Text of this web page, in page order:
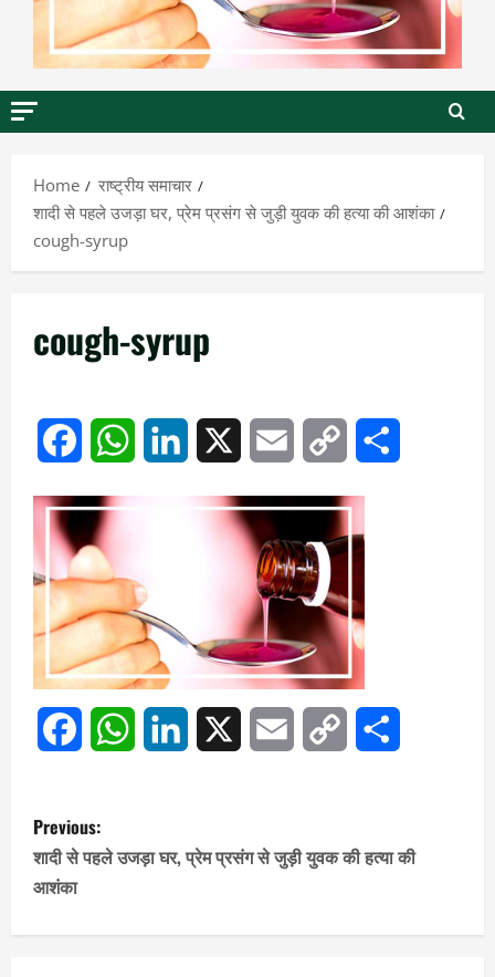
Home
राष्ट्रीय समाचार
शादी से पहले उजड़ा घर, प्रेम प्रसंग से जुड़ी युवक की हत्या की आशंका
cough-syrup
cough-syrup
FacebookWhatsAppLinkedIn Email
Copy
FacebookWhatsAppLinkedIn Email
Copy
P
o
s
Previous:
शादी से पहले उजड़ा घर, प्रेम प्रसंग से जुड़ी युवक की हत्या की
आशंका